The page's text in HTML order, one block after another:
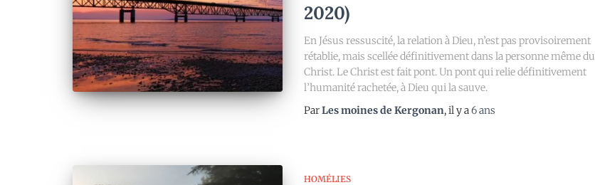
2020)
En Jésus ressuscité, la relation à Dieu, n’est pas provisoirement
rétablie, mais scellée définitivement dans la personne même du
Christ. Le Christ est fait pont. Un pont qui relie définitivement
l’humanité rachetée, à Dieu qui la sauve.
ParLes moines de Kergonan, il y a6 ans
HOMÉLIES